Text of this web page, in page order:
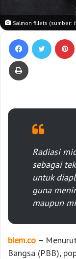
Salmon fillets (sumber:
Radiasi
sebagai
untuk
guna
maupun
biem.co –
Bangsa (PBB),